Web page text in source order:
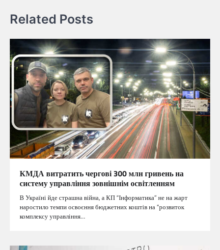
Related Posts
КМДА витратить чергові 300 млн гривень на
систему управління зовнішнім освітленням
В Україні йде страшна війна, а КП “Інформатика” не на жарт
наростило темпи освоєння бюджетних коштів на “розвиток
комплексу управління…